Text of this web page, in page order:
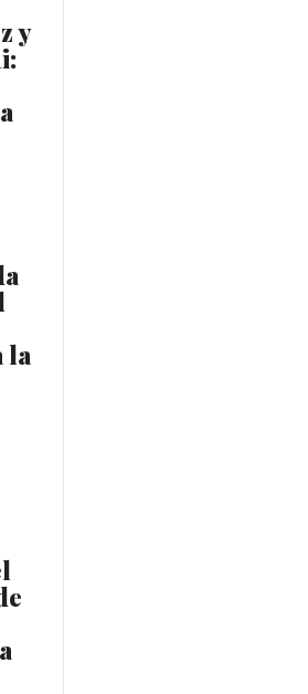
y
la